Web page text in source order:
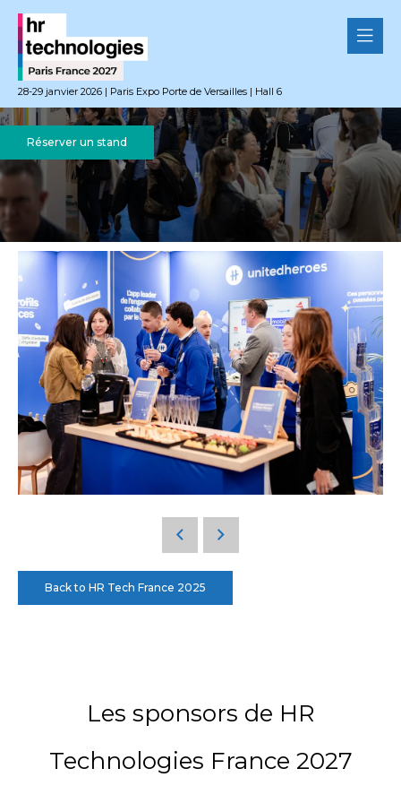
28-29 janvier 2026 | Paris Expo Porte de Versailles | Hall 6
Réserver un stand
Back to HR Tech France 2025
Les sponsors de HR
Technologies France 2027